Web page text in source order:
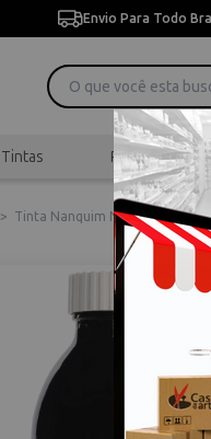
Envio Para Todo
Tintas Pincéis
> Tinta Nanquim Nan-King 250